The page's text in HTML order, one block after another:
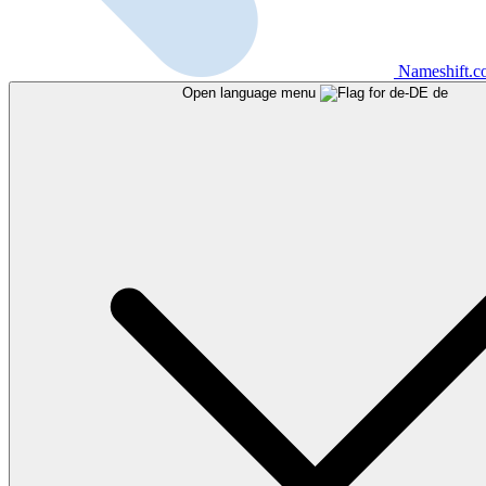
Open language menu de